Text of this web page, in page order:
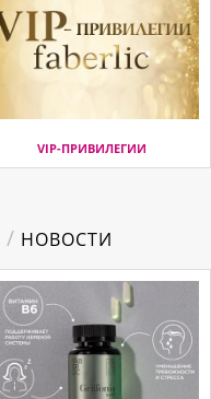
VIP-ПРИВИЛЕГИИ
/ НОВОСТИ